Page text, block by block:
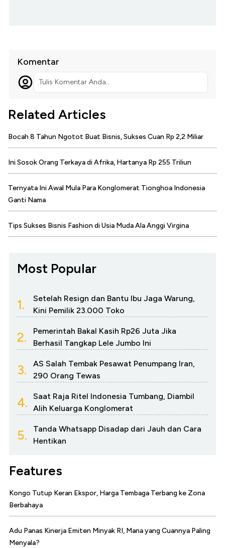
Komentar
Tulis Komentar Anda...
Related Articles
Bocah 8 Tahun Ngotot Buat Bisnis, Sukses Cuan Rp 2,2 Miliar
Ini Sosok Orang Terkaya di Afrika, Hartanya Rp 255 Triliun
Ternyata Ini Awal Mula Para Konglomerat Tionghoa Indonesia
Ganti Nama
Tips Sukses Bisnis Fashion di Usia Muda Ala Anggi Virgina
Most Popular
1.
Setelah Resign dan Bantu Ibu Jaga Warung,
Kini Pemilik 23.000 Toko
2.
Pemerintah Bakal Kasih Rp26 Juta Jika
Berhasil Tangkap Lele Jumbo Ini
3.
AS Salah Tembak Pesawat Penumpang Iran,
290 Orang Tewas
4.
Saat Raja Ritel Indonesia Tumbang, Diambil
Alih Keluarga Konglomerat
5.
Tanda Whatsapp Disadap dari Jauh dan Cara
Hentikan
Features
Kongo Tutup Keran Ekspor, Harga Tembaga Terbang ke Zona
Berbahaya
Adu Panas Kinerja Emiten Minyak RI, Mana yang Cuannya Paling
Menyala?